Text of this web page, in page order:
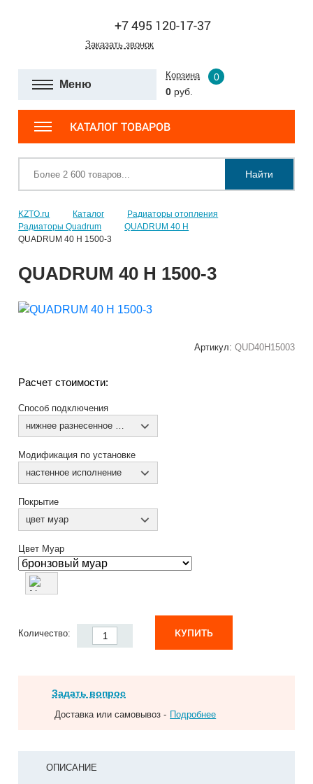
+7 495 120-17-37
Заказать звонок
Меню
Корзина
0
0 руб.
КАТАЛОГ ТОВАРОВ
Найти
KZTO.ru Каталог
Радиаторы отопления
Радиаторы Quadrum
QUADRUM 40 H
QUADRUM 40 H 1500-3
QUADRUM 40 H 1500-3
Артикул: QUD40H15003
Расчет стоимости:
Способ подключения
нижнее разнесенное по краям (из коллектора)
Модификация по установке
настенное исполнение
Покрытие
цвет муар
Цвет Муар
Количество: КУПИТЬ
Задать вопрос
Доставка или самовывоз - Подробнее
ОПИСАНИЕ